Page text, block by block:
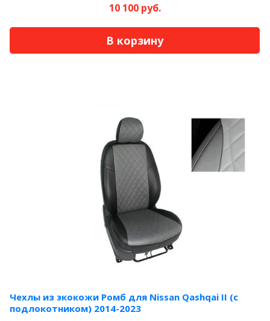
10 100 руб.
В корзину
Чехлы из экокожи Ромб для Nissan Qashqai II (с
подлокотником) 2014-2023